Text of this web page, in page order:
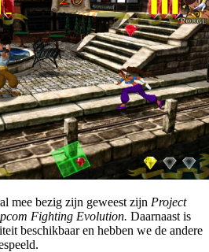
mee bezig zijn geweest zijn Project
Fighting Evolution. Daarnaast is
beschikbaar en hebben we de andere